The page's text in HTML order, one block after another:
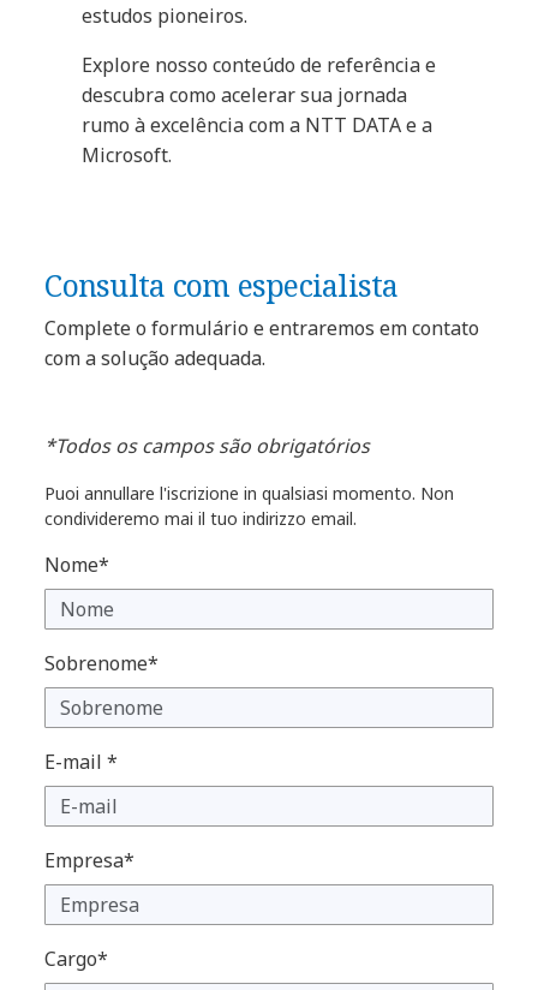
estudos pioneiros.
Explore nosso conteúdo de referência e
descubra como acelerar sua jornada
rumo à excelência com a NTT DATA e a
Microsoft.
Consulta com especialista
Complete o formulário e entraremos em contato
com a solução adequada.
*Todos os campos são obrigatórios
Puoi annullare l'iscrizione in qualsiasi momento. Non
condivideremo mai il tuo indirizzo email.
Nome*
Sobrenome*
E-mail *
Empresa*
Cargo*